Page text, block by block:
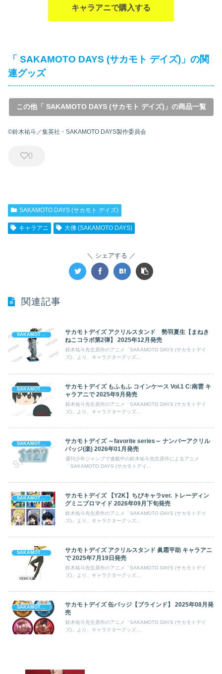
キャラアニで購入する
「 SAKAMOTO DAYS (サカモト デイズ)」の関
連グッズ
この他「 SAKAMOTO DAYS (サカモト デイズ)」の商品一覧
©鈴木祐斗／集英社・SAKAMOTO DAYS製作委員会
0
SAKAMOTO DAYS (サカモト デイズ)
キャラアニ 大佛 (SAKAMOTO DAYS)
シェアする
関連記事
SAKAMOTO DAYS (サカモト デイズ)
サカモトデイズ アクリルスタンド 勢羽夏生【まねき
ねこコラボ第2弾】 2025年12月発売
鈴木祐斗先生原作のアニメ「SAKAMOTO DAYS (サカモトデイ
ズ)」より、キャラクターグッズ...
SAKAMOTO DAYS (サカモト デイズ)
サカモトデイズ もふもふ コインケース Vol.1 C:南雲 キ
ャラアニで 2025年9月発売
鈴木祐斗先生原作のアニメ「SAKAMOTO DAYS (サカモトデイ
ズ)」より、キャラクターグッズ...
SAKAMOTO DAYS (サカモト デイズ)
サカモトデイズ ～favorite series～ ナンバーアクリル
バッジ(楽) 2026年01月発売
週刊少年ジャンプで連載中の鈴木祐斗先生原作によるアニメ
「SAKAMOTO DAYS (サカモトデイ...
SAKAMOTO DAYS (サカモト デイズ)
サカモトデイズ 【Y2K】ちびキャラver. トレーディン
グミニブロマイド 2026年09月下旬発売
鈴木祐斗先生原作のアニメ「SAKAMOTO DAYS (サカモトデイ
ズ)」より、キャラクターグッズ...
SAKAMOTO DAYS (サカモト デイズ)
サカモトデイズ アクリルスタンド 眞霜平助 キャラアニ
で 2025年7月19日発売
鈴木祐斗先生原作のアニメ「SAKAMOTO DAYS (サカモトデイ
ズ)」より、キャラクターグッズ...
サカモトデイズ 缶バッジ【ブラインド】 2025年08月発
売
鈴木祐斗先生原作のアニメ「SAKAMOTO DAYS (サカモトデイ
ズ)」より、キャラクターグッズ...